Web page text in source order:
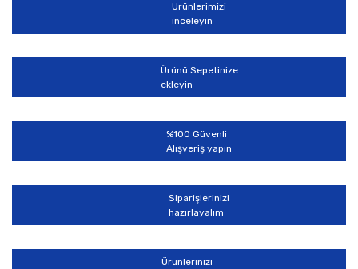
Ürünlerimizi
inceleyin
Ürünü Sepetinize
ekleyin
%100 Güvenli
Alışveriş yapın
Siparişlerinizi
hazırlayalım
Ürünlerinizi